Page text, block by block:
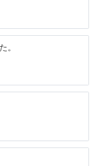
。